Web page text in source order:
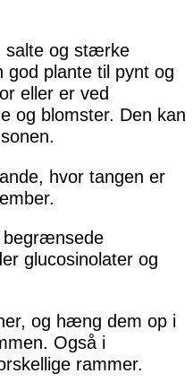
salte og stærke
god plante til pynt og
eller er ved
og blomster. Den kan
hvor tangen er
begrænsede
glucosinolater og
og hæng dem op i
Også i
rammer.